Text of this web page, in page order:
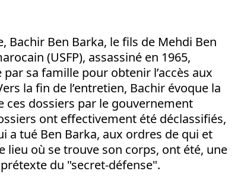
Bachir Ben Barka, le fils de Mehdi Ben
(USFP), assassiné en 1965,
sa famille pour obtenir l’accès aux
la fin de l’entretien, Bachir évoque la
ces dossiers par le gouvernement
ont effectivement été déclassifiés,
a tué Ben Barka, aux ordres de qui et
lieu où se trouve son corps, ont été, une
du "secret-défense".